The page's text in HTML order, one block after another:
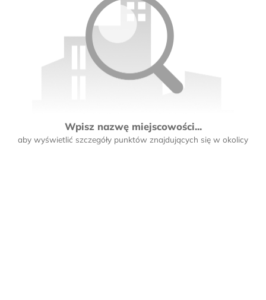
Wpisz nazwę miejscowości...
aby wyświetlić szczegóły punktów znajdujących się w okolicy